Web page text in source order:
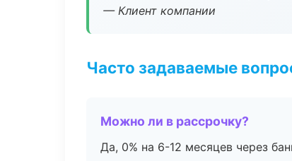
— Клиент компании
Часто задаваемые
Можно ли в рассрочку?
Да, 0% на 6-12 месяцев через